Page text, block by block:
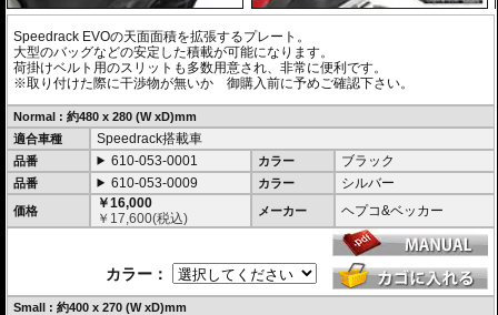
Speedrack EVOの天面面積を拡張するプレート。
大型のバッグなどの安定した積載が可能になります。
荷掛けベルト用のスリットも多数用意され、非常に便利です。
※取り付けた際に干渉物が無いか 御購入前に予めご確認下さい。
Normal : 約480 x 280 (W xD)mm
適合車種
Speedrack搭載車
品番 610-053-0001 カラー ブラック
品番 610-053-0009 カラー シルバー
価格
￥16,000
￥ 17,600(税込) メーカー ヘプコ&ベッカー
カラー：
Small : 約400 x 270 (W xD)mm